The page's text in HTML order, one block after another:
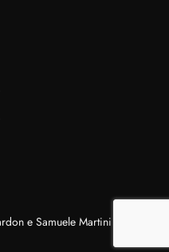
e Samuele Martini